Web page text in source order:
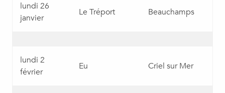
lundi 26
janvier
Le Tréport Beauchamps
lundi 2
février
Eu Criel sur Mer